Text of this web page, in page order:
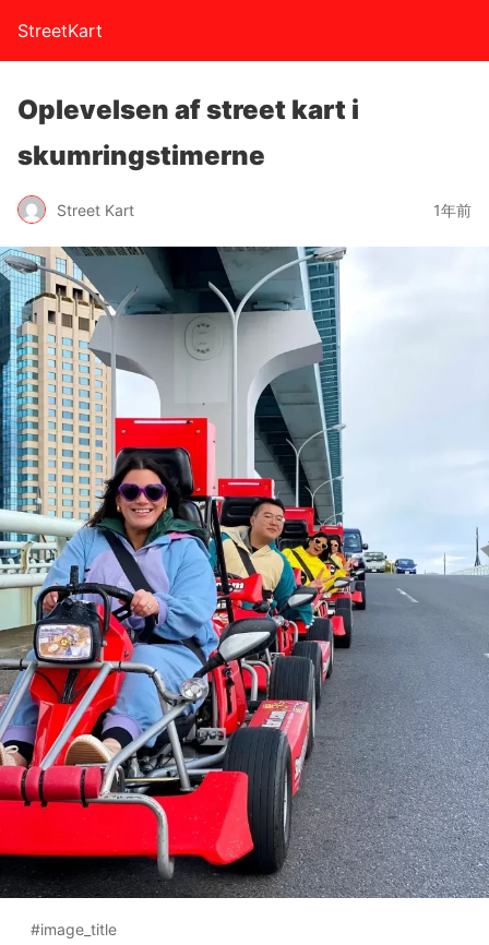
StreetKart
Oplevelsen af ​​street kart i
skumringstimerne
Street Kart 1年前
#image_title